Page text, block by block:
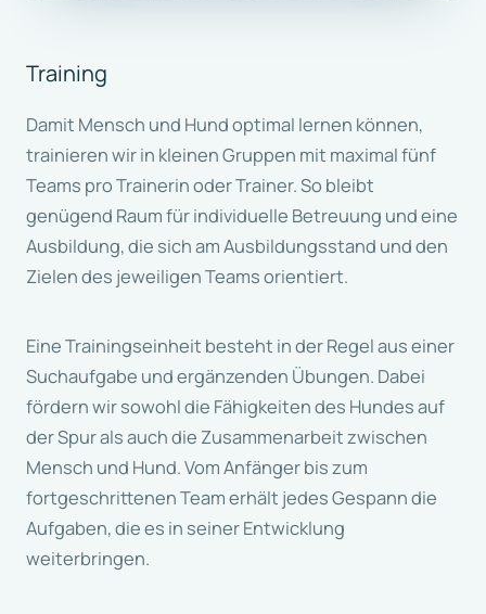
Training
Damit Mensch und Hund optimal lernen können,
trainieren wir in kleinen Gruppen mit maximal fünf
Teams pro Trainerin oder Trainer. So bleibt
genügend Raum für individuelle Betreuung und eine
Ausbildung, die sich am Ausbildungsstand und den
Zielen des jeweiligen Teams orientiert.
Eine Trainingseinheit besteht in der Regel aus einer
Suchaufgabe und ergänzenden Übungen. Dabei
fördern wir sowohl die Fähigkeiten des Hundes auf
der Spur als auch die Zusammenarbeit zwischen
Mensch und Hund. Vom Anfänger bis zum
fortgeschrittenen Team erhält jedes Gespann die
Aufgaben, die es in seiner Entwicklung
weiterbringen.